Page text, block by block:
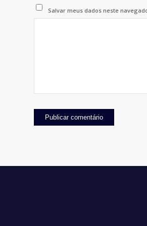
Salvar meus dados neste